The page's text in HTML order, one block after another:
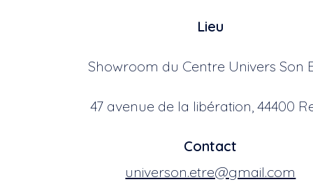
Lieu
Showroom du Centre Univers Son
47 avenue de la libération, 44400
Contact
universon.etre@gmail.com